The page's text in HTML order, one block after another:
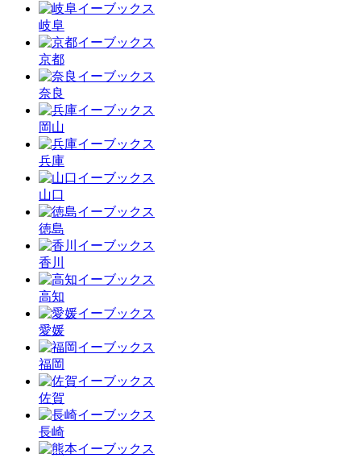
岐阜
京都
奈良
岡山
兵庫
山口
徳島
香川
高知
愛媛
福岡
佐賀
長崎